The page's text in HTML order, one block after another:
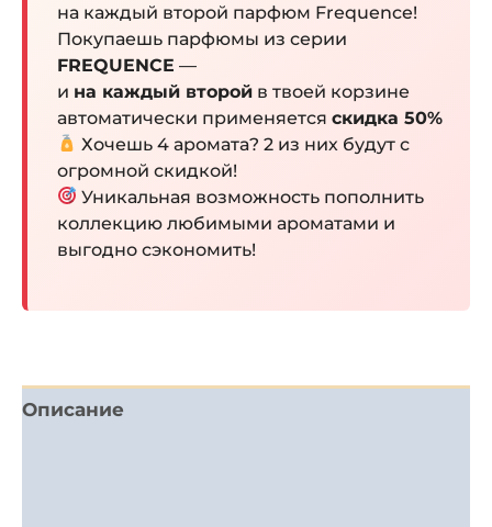
на каждый второй парфюм Frequence!
Покупаешь парфюмы из серии
FREQUENCE —
и на каждый второйв твоей корзине
автоматически применяется скидка 50%
Хочешь 4 аромата? 2 из них будут с
огромной скидкой!
Уникальная возможность пополнить
коллекцию любимыми ароматами и
выгодно сэкономить!
Описание